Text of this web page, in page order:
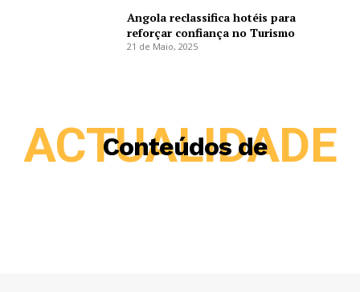
Angola reclassifica hotéis para
reforçar confiança no Turismo
21 de Maio, 2025
Conteúdos de
ACTUALIDADE